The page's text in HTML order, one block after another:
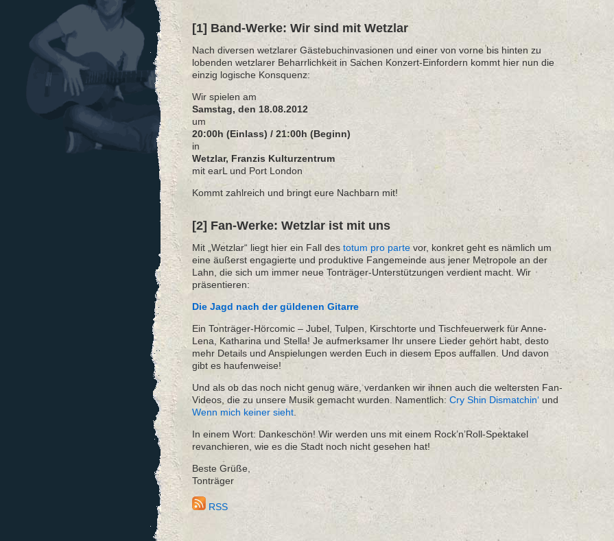
[1] Band-Werke: Wir sind mit Wetzlar
Nach diversen wetzlarer Gästebuchinvasionen und einer von vorne bis hinten zu
lobenden wetzlarer Beharrlichkeit in Sachen Konzert-Einfordern kommt hier nun die
einzig logische Konsquenz:
Wir spielen am
Samstag, den 18.08.2012
um
20:00h (Einlass) / 21:00h (Beginn)
in
Wetzlar, Franzis Kulturzentrum
mit earL und Port London
Kommt zahlreich und bringt eure Nachbarn mit!
[2] Fan-Werke: Wetzlar ist mit uns
Mit „Wetzlar“ liegt hier ein Fall des totum pro partevor, konkret geht es nämlich um
eine äußerst engagierte und produktive Fangemeinde aus jener Metropole an der
Lahn, die sich um immer neue Tonträger-Unterstützungen verdient macht. Wir
präsentieren:
Die Jagd nach der güldenen Gitarre
Ein Tonträger-Hörcomic – Jubel, Tulpen, Kirschtorte und Tischfeuerwerk für Anne-
Lena, Katharina und Stella! Je aufmerksamer Ihr unsere Lieder gehört habt, desto
mehr Details und Anspielungen werden Euch in diesem Epos auffallen. Und davon
gibt es haufenweise!
Und als ob das noch nicht genug wäre, verdanken wir ihnen auch die weltersten Fan-
Videos, die zu unsere Musik gemacht wurden. Namentlich: Cry Shin Dismatchin‘und
Wenn mich keiner sieht.
In einem Wort: Dankeschön! Wir werden uns mit einem Rock’n’Roll-Spektakel
revanchieren, wie es die Stadt noch nicht gesehen hat!
Beste Grüße,
Tonträger
RSS